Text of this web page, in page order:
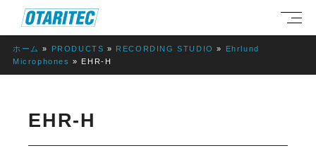
ホーム » PRODUCTS » RECORDING STUDIO »
Ehrlund
Microphones » EHR-H
EHR-H